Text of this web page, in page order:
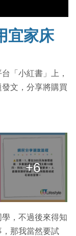
宜家床
「小紅書」上，
文，分享將購買
+6
，不過後來得知
那我當然要試